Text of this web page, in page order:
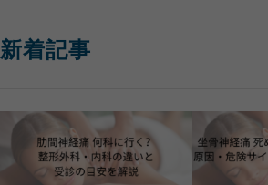
新着記事